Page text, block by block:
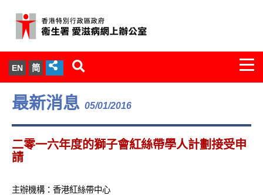
EN 简
關於我們
服務範圍
文件櫃
統計數字
最新消息 05/01/2016
二零一六年度的獅子會紅絲帶學人計劃接受申
請
主辦機構：香港紅絲帶中心